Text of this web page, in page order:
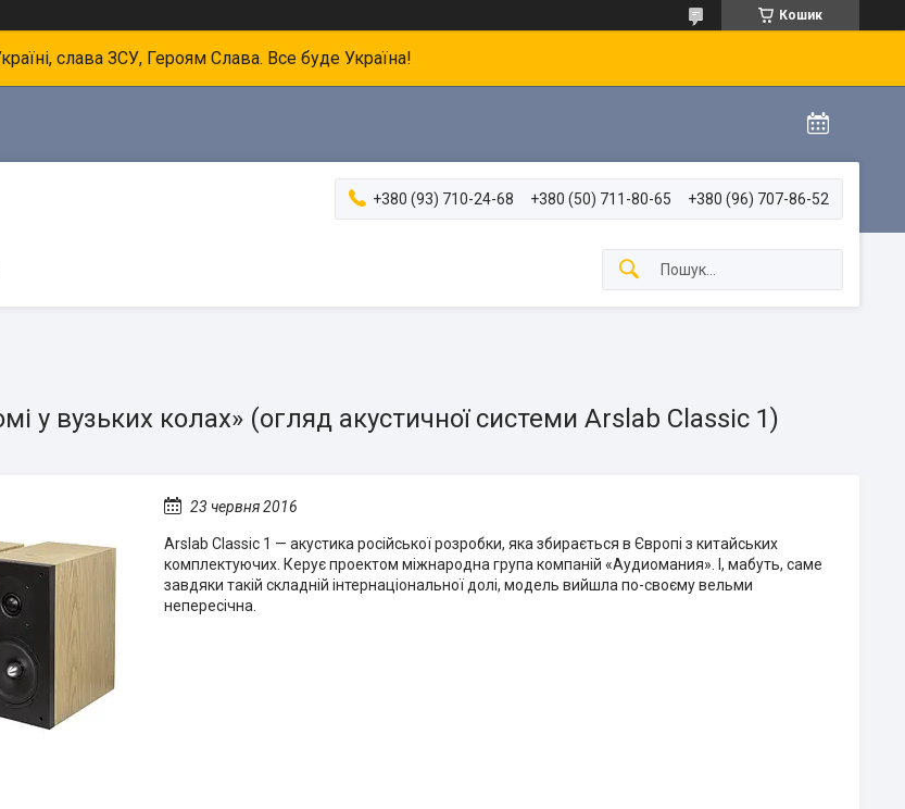
Кошик
слава ЗСУ, Героям Слава. Все буде Україна!
+380 (93) 710-24-68 +380 (50) 711-80-65 +380 (96) 707-86-52
у вузьких колах» (огляд акустичної системи Arslab Classic 1)
23 червня 2016
Arslab Classic 1 — акустика російської розробки, яка збирається в Європі з китайських
комплектуючих. Керує проектом міжнародна група компаній «Аудиомания». І, мабуть, саме
завдяки такій складній інтернаціональної долі, модель вийшла по-своєму вельми
непересічна.